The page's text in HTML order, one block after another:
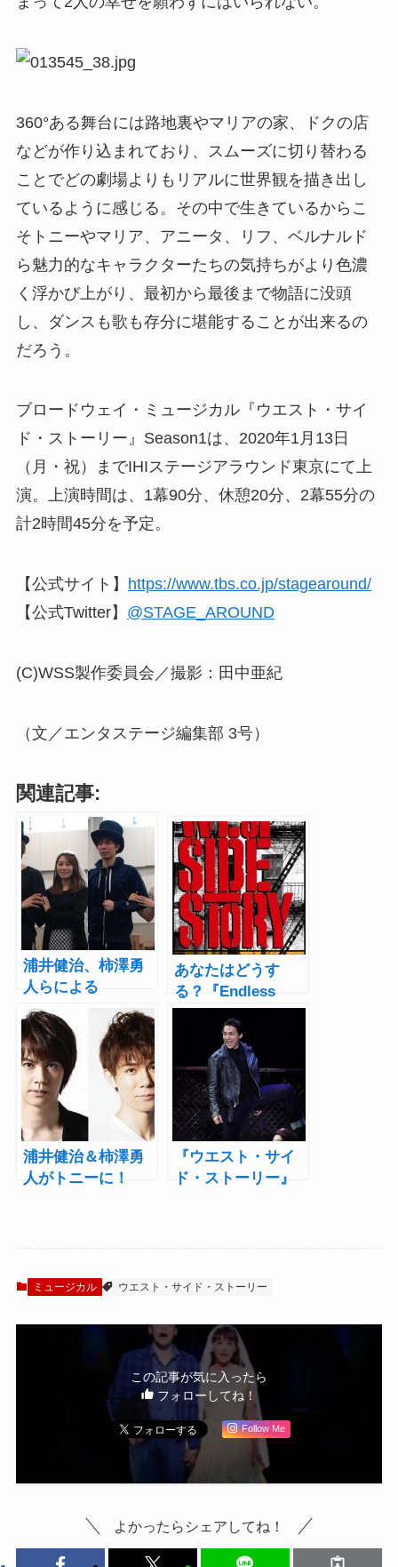
360°ある舞台には路地裏やマリアの家、ドクの店
などが作り込まれており、スムーズに切り替わる
ことでどの劇場よりもリアルに世界観を描き出し
ているように感じる。その中で生きているからこ
そトニーやマリア、アニータ、リフ、ベルナルド
ら魅力的なキャラクターたちの気持ちがより色濃
く浮かび上がり、最初から最後まで物語に没頭
し、ダンスも歌も存分に堪能することが出来るの
だろう。
ブロードウェイ・ミュージカル『ウエスト・サイ
ド・ストーリー』Season1は、2020年1月13日
（月・祝）までIHIステージアラウンド東京にて上
演。上演時間は、1幕90分、休憩20分、2幕55分の
計2時間45分を予定。
【公式サイト】
https://www.tbs.co.jp/stagearound/
【公式Twitter】 @STAGE_AROUND
(C)WSS製作委員会／撮影：田中亜紀
（文／エンタステージ編集部 3号）
関連記事:
浦井健治、柿澤勇
人らによる
「Tonight」特別バ
ージョンも披露！
『ウエスト・サイ
ド・ストーリー』
Season3 稽古場取
材レポート
あなたはどうす
る？『Endless
SHOCK』『アナス
タシア』注目作多
数の“2020年ミュー
ジカル問題”【前
編】
浦井健治＆柿澤勇
人がトニーに！
『ウエスト・サイ
ド・ストーリー』
ミュージカル ウエスト・サイド・ストーリー
この記事が気に入ったら
フォローしてね！
Follow Me
よかったらシェアしてね！